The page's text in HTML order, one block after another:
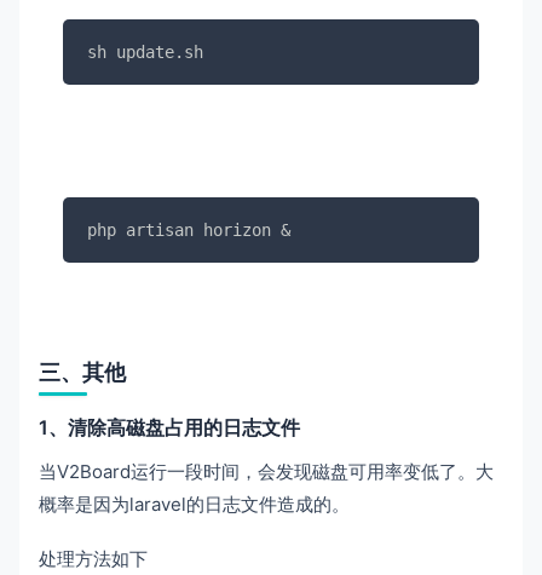
sh update.sh
php artisan horizon &
三、其他
1、清除高磁盘占用的日志文件
当V2Board运行一段时间，会发现磁盘可用率变低了。大
概率是因为laravel的日志文件造成的。
处理方法如下